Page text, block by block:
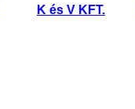
K és V KFT.